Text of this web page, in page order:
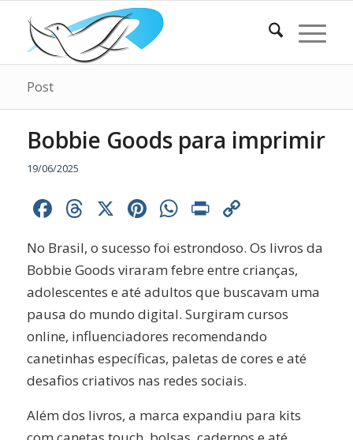
Post
Bobbie Goods para imprimir
19/06/2025
Facebook
Threads
X Pinterest
WhatsApp
Print
No Brasil, o sucesso foi estrondoso. Os livros da
Bobbie Goods viraram febre entre crianças,
adolescentes e até adultos que buscavam uma
pausa do mundo digital. Surgiram cursos
online, influenciadores recomendando
canetinhas específicas, paletas de cores e até
desafios criativos nas redes sociais.
Além dos livros, a marca expandiu para kits